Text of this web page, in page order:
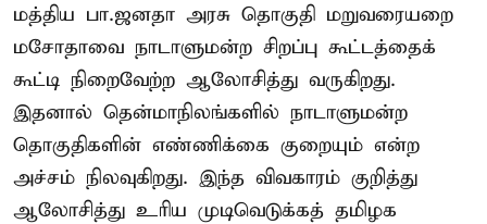
மத்திய பா.ஜனதா அரசு தொகுதி மறுவரையறை
மசோதாவை நாடாளுமன்ற சிறப்பு கூட்டத்தைக்
கூட்டி நிறைவேற்ற ஆலோசித்து வருகிறது.
இதனால் தென்மாநிலங்களில் நாடாளுமன்ற
தொகுதிகளின் எண்ணிக்கை குறையும் என்ற
அச்சம் நிலவுகிறது. இந்த விவகாரம் குறித்து
ஆலோசித்து உரிய முடிவெடுக்கத் தமிழக